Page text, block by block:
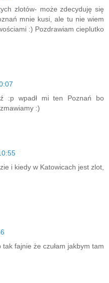
zlotów- może zdecyduję się
mnie kusi, ale tu nie wiem
:) Pozdrawiam cieplutko
:p wpadł mi ten Poznań bo
:)
i kiedy w Katowicach jest zlot,
tak fajnie że czułam jakbym tam